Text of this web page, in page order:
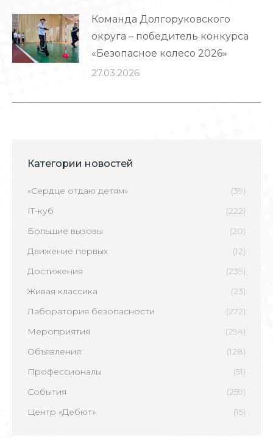
Команда Долгоруковского
округа – победитель конкурса
«Безопасное колесо 2026»
27.03.2026
Категории новостей
«Сердце отдаю детям»
(39)
IT-куб
(222)
Большие вызовы
(20)
Движение первых
(12)
Достижения
(239)
Живая классика
(23)
Лаборатория безопасности
(272)
Мероприятия
(294)
Объявления
(128)
Профессионалы
(51)
События
(259)
Центр «Дебют»
(15)